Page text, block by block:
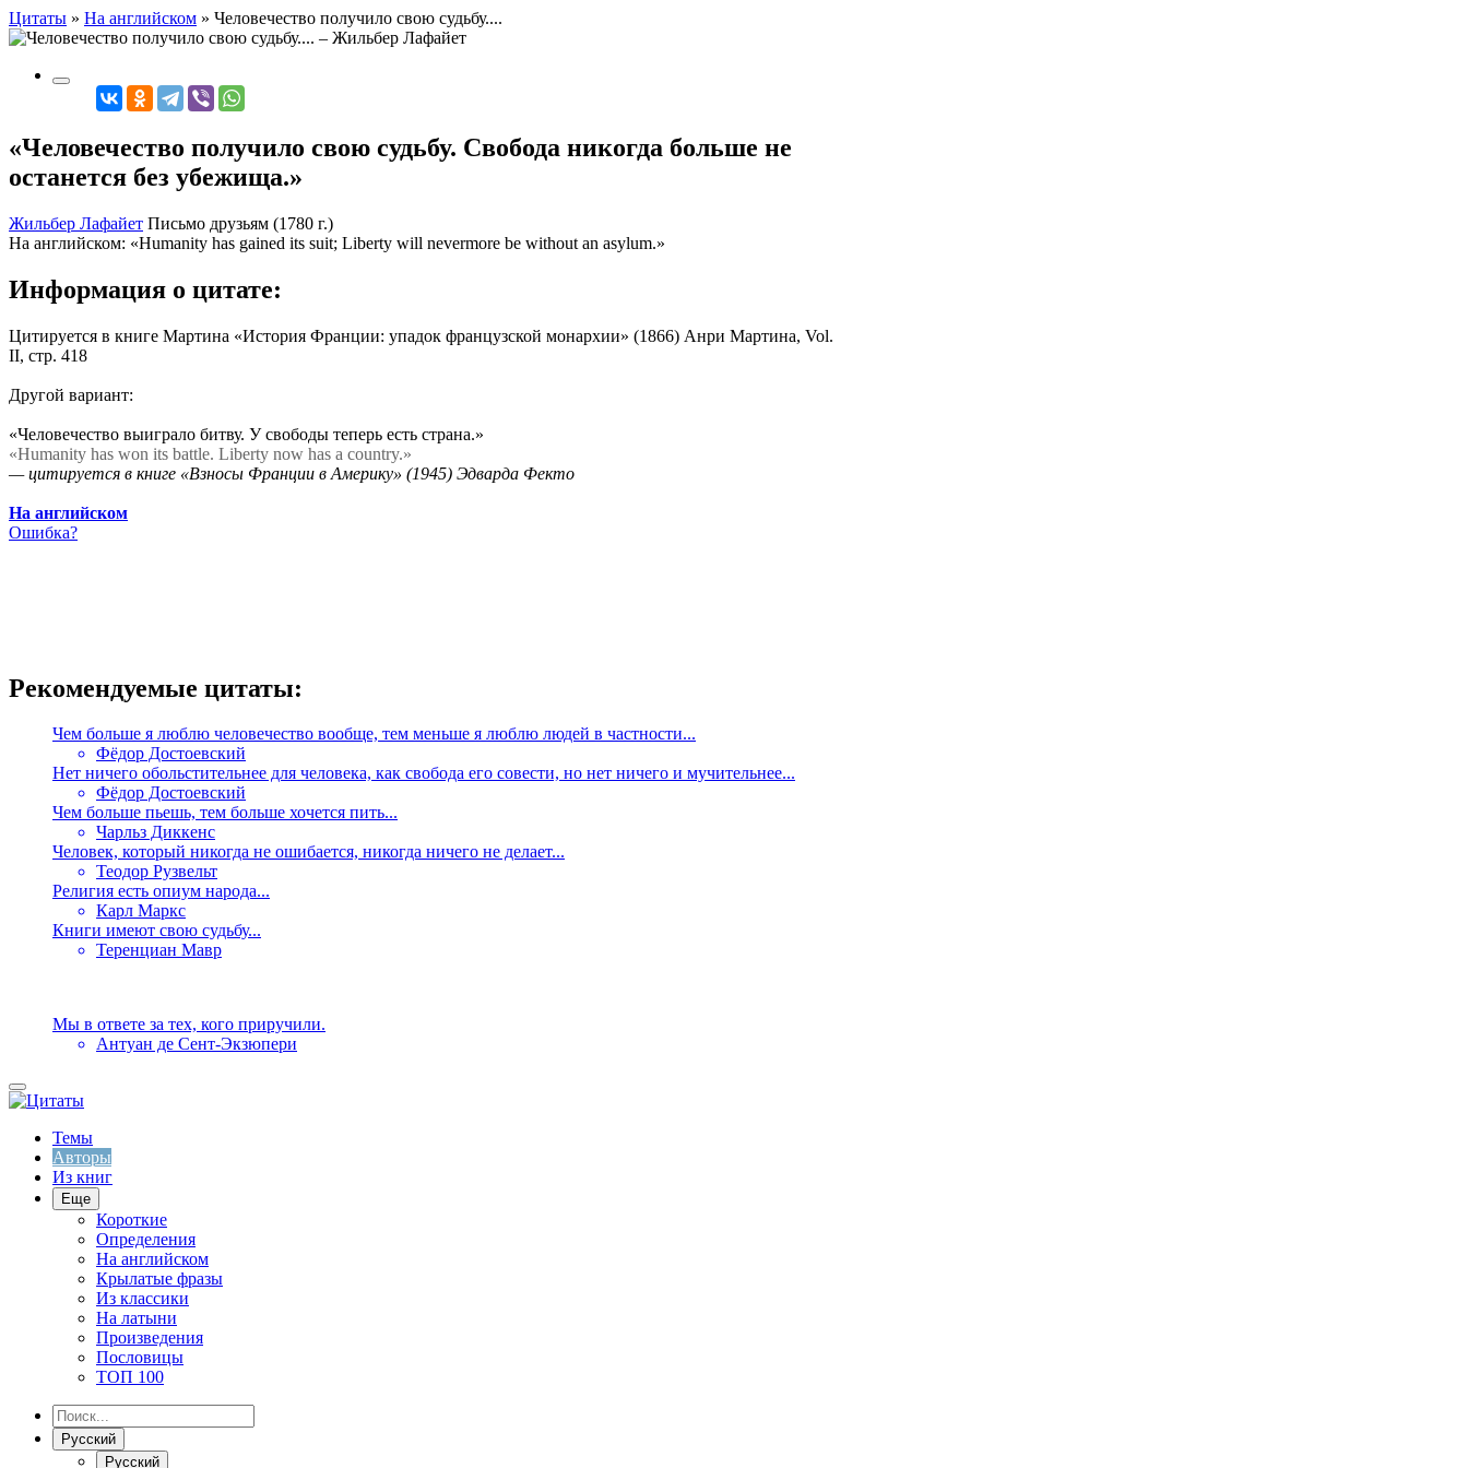
Цитаты » На английском » Человечество получило свою судьбу....
«Человечество получило свою судьбу. Свобода никогда больше не
останется без убежища.»
Жильбер Лафайет Письмо друзьям (1780 г.)
На английском: «Humanity has gained its suit; Liberty will nevermore be without an asylum.»
Информация о цитате:
Цитируется в книге Мартина «История Франции: упадок французской монархии» (1866) Анри Мартина, Vol.
II, стр. 418
Другой вариант:
«Человечество выиграло битву. У свободы теперь есть страна.»
«Humanity has won its battle. Liberty now has a country.»
— цитируется в книге «Взносы Франции в Америку» (1945) Эдварда Фекто
На английском
Ошибка?
Рекомендуемые цитаты:
Чем больше я люблю человечество вообще, тем меньше я люблю людей в частности...
Фёдор Достоевский
Нет ничего обольстительнее для человека, как свобода его совести, но нет ничего и мучительнее...
Фёдор Достоевский
Чем больше пьешь, тем больше хочется пить...
Чарльз Диккенс
Человек, который никогда не ошибается, никогда ничего не делает...
Теодор Рузвельт
Религия есть опиум народа...
Карл Маркс
Книги имеют свою судьбу...
Теренциан Мавр
Мы в ответе за тех, кого приручили.
Антуан де Сент-Экзюпери
Темы
Авторы
Из книг
Еще
Короткие
Определения
На английском
Крылатые фразы
Из классики
На латыни
Произведения
Пословицы
ТОП 100
Русский
Русский